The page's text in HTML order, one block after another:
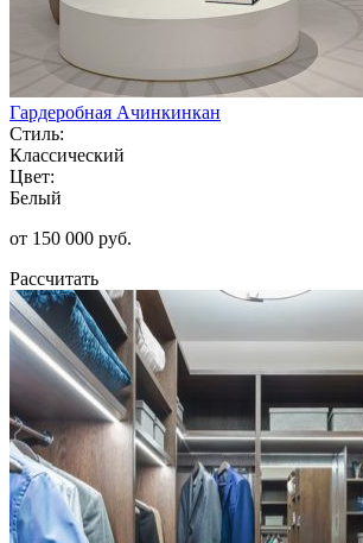
Гардеробная Ачинкинкан
Стиль:
Классический
Цвет:
Белый
от 150 000 руб.
Рассчитать